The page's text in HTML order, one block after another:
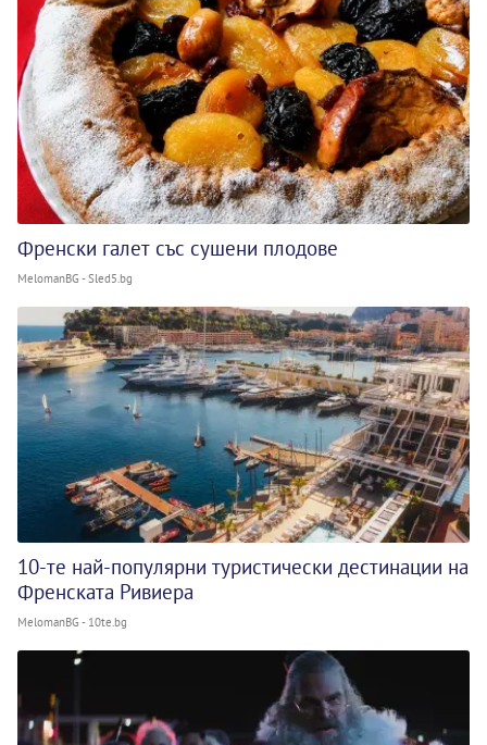
Френски галет със сушени плодове
MelomanBG - Sled5.bg
10-те най-популярни туристически дестинации на
Френската Ривиера
MelomanBG - 10te.bg